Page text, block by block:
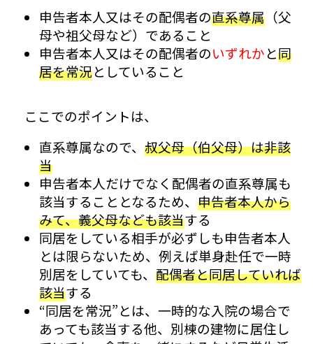
申告者本人又はその配偶者の直系尊属 （父
母や祖父母など）であること
申告者本人又はその配偶者のいずれかと同
居を常況としていること
ここでのポイントは、
直系尊属なので、 叔父母（伯父母）は非該
当
申告者本人だけでなく配偶者の直系尊属も
該当することとなるため、 申告者本人から
みて、義父母なども該当する
同居をしている相手が必ずしも申告者本人
とは限らないため、例えば単身赴任で一時
別居をしていても、 配偶者と同居していれば
該当する
“同居を常況”とは、一時的な入院の場合で
あっても該当する他、別棟の建物に居住し